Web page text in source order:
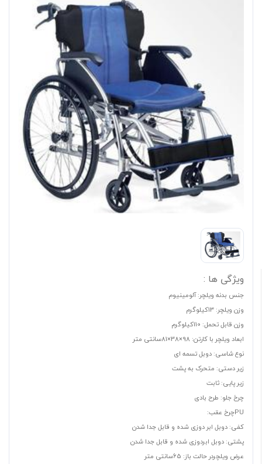
ویژگی ها :
جنس بدنه ویلچر: آلومینیوم
وزن ویلچر: 13کیلوگرم
وزن قابل تحمل: 110کیلوگرم
ابعاد ویلچر با کارتن: 98×38×81سانتی متر
نوع شاسی: دوبل تسمه ای
زیر دستی: متحرک به پشت
زیر پایی: ثابت
چرخ جلو: طرح بادی
PUچرخ عقب:
کفی: دوبل ابر دوزی شده و قابل جدا شدن
پشتی: دوبل ابردوزی شده و قابل جدا شدن
عرض ویلچردر حالت باز: 65سانتی متر